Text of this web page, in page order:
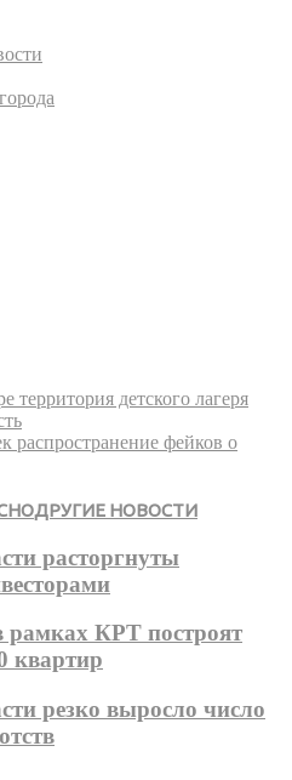
территория детского лагеря
распространение фейков о
ДРУГИЕ НОВОСТИ
расторгнуты
КРТ построят
квартир
резко выросло число